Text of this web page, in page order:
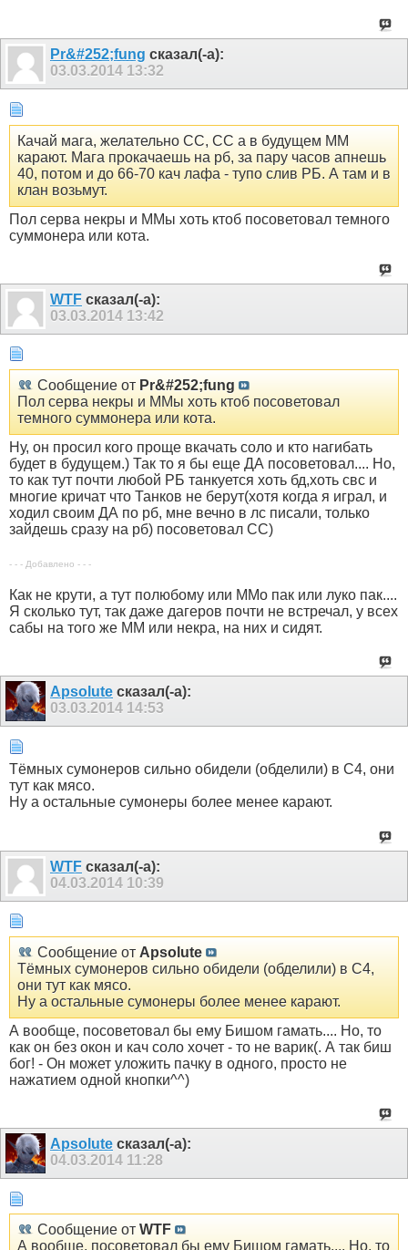
Pr&#252;fung сказал(-а):
03.03.2014 13:32
Качай мага, желательно СС, СС а в будущем ММ
карают. Мага прокачаешь на рб, за пару часов апнешь
40, потом и до 66-70 кач лафа - тупо слив РБ. А там и в
клан возьмут.
Пол серва некры и ММы хоть ктоб посоветовал темного
суммонера или кота.
WTF сказал(-а):
03.03.2014 13:42
Сообщение от Pr&#252;fung
Пол серва некры и ММы хоть ктоб посоветовал
темного суммонера или кота.
Ну, он просил кого проще вкачать соло и кто нагибать
будет в будущем.) Так то я бы еще ДА посоветовал.... Но,
то как тут почти любой РБ танкуется хоть бд,хоть свс и
многие кричат что Танков не берут(хотя когда я играл, и
ходил своим ДА по рб, мне вечно в лс писали, только
зайдешь сразу на рб) посоветовал СС)
- - - Добавлено - - -
Как не крути, а тут полюбому или ММо пак или луко пак....
Я сколько тут, так даже дагеров почти не встречал, у всех
сабы на того же ММ или некра, на них и сидят.
Apsolute сказал(-а):
03.03.2014 14:53
Тёмных сумонеров сильно обидели (обделили) в С4, они
тут как мясо.
Ну а остальные сумонеры более менее карают.
WTF сказал(-а):
04.03.2014 10:39
Сообщение от Apsolute
Тёмных сумонеров сильно обидели (обделили) в С4,
они тут как мясо.
Ну а остальные сумонеры более менее карают.
А вообще, посоветовал бы ему Бишом гамать.... Но, то
как он без окон и кач соло хочет - то не варик(. А так биш
бог! - Он может уложить пачку в одного, просто не
нажатием одной кнопки^^)
Apsolute сказал(-а):
04.03.2014 11:28
Сообщение от WTF
А вообще, посоветовал бы ему Бишом гамать.... Но, то